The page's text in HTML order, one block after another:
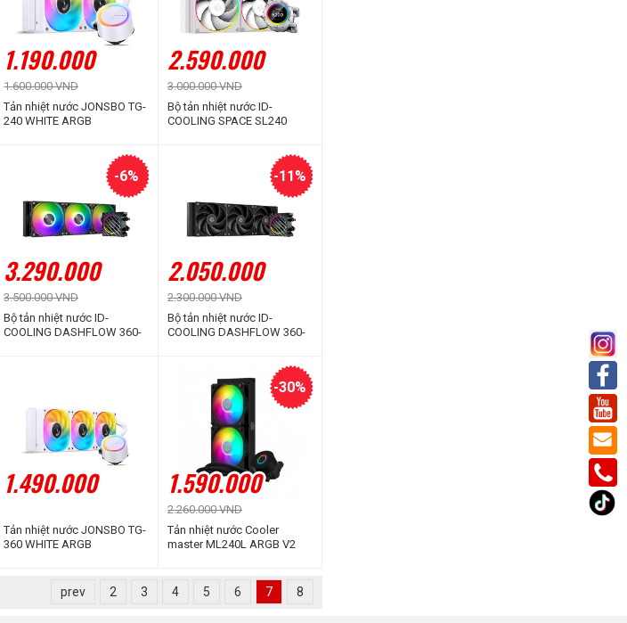
1.190.000
1.600.000 VND
Tản nhiệt nước JONSBO TG-
240 WHITE ARGB
2.590.000
3.000.000 VND
Bộ tản nhiệt nước ID-
COOLING SPACE SL240
3.290.000
3.500.000 VND
-6%
Bộ tản nhiệt nước ID-
COOLING DASHFLOW 360-
2.050.000
2.300.000 VND
-11%
Bộ tản nhiệt nước ID-
COOLING DASHFLOW 360-
1.490.000
Tản nhiệt nước JONSBO TG-
360 WHITE ARGB
1.590.000
2.260.000 VND
-30%
Tản nhiệt nước Cooler
master ML240L ARGB V2
prev 2 3 4 5 6 7 8